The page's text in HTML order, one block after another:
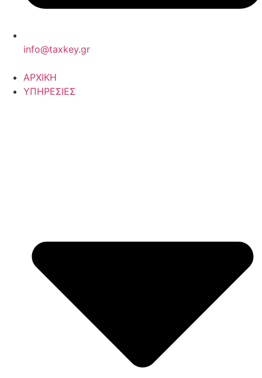
info@taxkey.gr
ΑΡΧΙΚΗ
ΥΠΗΡΕΣΙΕΣ